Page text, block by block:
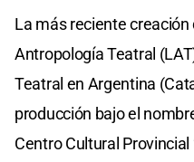
La más reciente
Antropología Teatral
Teatral en Argentina
producción bajo el
Centro Cultural Provincial